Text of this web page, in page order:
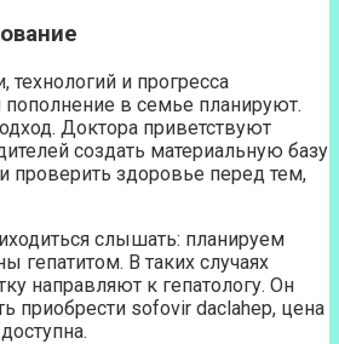
и прогресса
в семье планируют.
Доктора приветствуют
создать материальную базу
проверить здоровье перед тем,
слышать: планируем
гепатитом. В таких случаях
направляют к гепатологу. Он
приобрести sofovir daclahep, цена